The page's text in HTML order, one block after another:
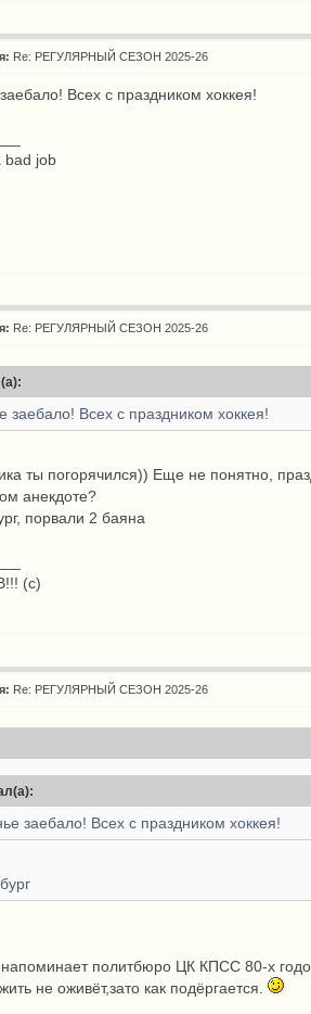
Re: РЕГУЛЯРНЫЙ СЕЗОН 2025-26
Всех с праздником хоккея!
bad job
Re: РЕГУЛЯРНЫЙ СЕЗОН 2025-26
заебало! Всех с праздником хоккея!
ты погорячился)) Еще не понятно,
анекдоте?
порвали 2 баяна
(с)
Re: РЕГУЛЯРНЫЙ СЕЗОН 2025-26
заебало! Всех с праздником хоккея!
напоминает политбюро ЦК КПСС 80-х
не оживёт,зато как подёргается.